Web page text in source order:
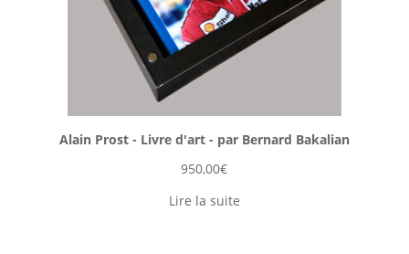
Alain Prost - Livre d'art - par Bernard Bakalian
950,00€
Lire la suite